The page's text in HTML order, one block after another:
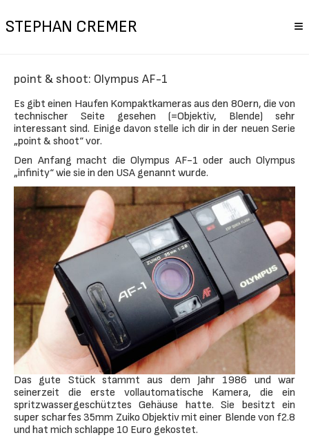
STEPHAN CREMER ≡
point & shoot: Olympus AF-1
Es gibt einen Haufen Kompaktkameras aus den 80ern, die von
technischer Seite gesehen (=Objektiv, Blende) sehr
interessant sind. Einige davon stelle ich dir in der neuen Serie
„point & shoot“ vor.
Den Anfang macht die Olympus AF-1 oder auch Olympus
„infinity“ wie sie in den USA genannt wurde.
Das gute Stück stammt aus dem Jahr 1986 und war
seinerzeit die erste vollautomatische Kamera, die ein
spritzwassergeschütztes Gehäuse hatte. Sie besitzt ein
super scharfes 35mm Zuiko Objektiv mit einer Blende von f2.8
und hat mich schlappe 10 Euro gekostet.